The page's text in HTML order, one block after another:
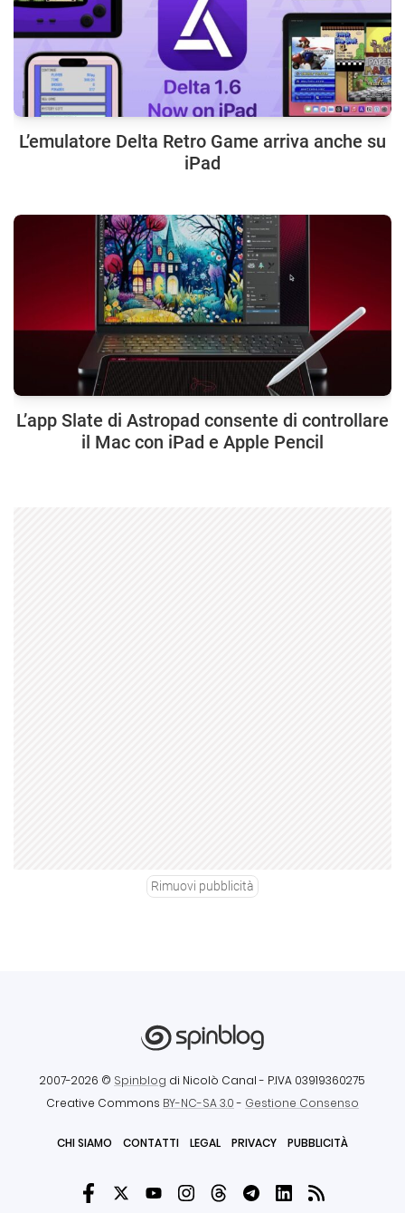
L’emulatore Delta Retro Game arriva anche su
iPad
L’app Slate di Astropad consente di controllare
il Mac con iPad e Apple Pencil
Rimuovi pubblicità
2007-2026 © Spinblog di Nicolò Canal - P.IVA 03919360275
Creative Commons BY-NC-SA 3.0- Gestione Consenso
CHI SIAMO CONTATTI LEGAL PRIVACY PUBBLICITÀ